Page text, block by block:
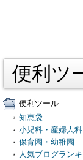
便利ツ
便利ツール
知恵袋
小児科・産婦人科
保育園・幼稚園
人気ブログラン